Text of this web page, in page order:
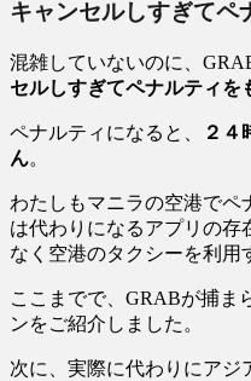
キャンセルしすぎてペ
混雑していないのに、
セルしすぎてペナルティを
ペナルティになると、
２４
ん。
わたしもマニラの空港でペ
は代わりになるアプリの存
なく空港のタクシーを利用
ここまでで、GRABが捕ま
ンをご紹介しました。
次に、実際に代わりにアジ